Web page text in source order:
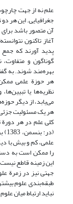
علم نه از جهت
جغرافیایی. این هر
آن متصور باشد
آغاز تاکنون
پدید آورند که
گوناگون و متفاوت،
بهره‌مند شوند. به
هر حوزة علمی
نظریه‌ها یا
می‌یابد، از دیگر
هر یک مسئولیت جزئی
علمی، کم و بیش با
را ممکن است به
این زمینه قاطع
جهتی نیز در زمرة
طبقه‌بندی علوم
نباید ارتباط میان